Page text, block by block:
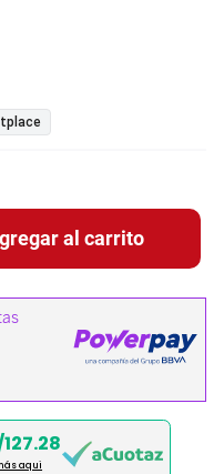
al carrito
aqui